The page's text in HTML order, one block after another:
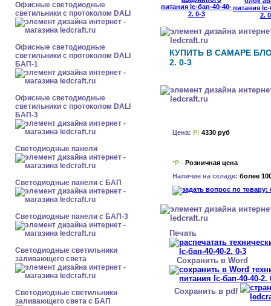
Офисные светодиодные
светильники с протоколом DALI
Офисные светодиодные
светильники с протоколом DALI
БАП-1
Офисные светодиодные
светильники с протоколом DALI
БАП-3
Cветодиодные панели
Cветодиодные панели с БАП
Cветодиодные панели с БАП-3
Светодиодные светильники
заливающего света
Светодиодные светильники
заливающего света с БАП
КУПИТЬ В САМАРЕ
2. 0-3
Цена: Р: 4330 руб
*Р - Розничная цена
Наличие на складе: более
Печать
Сохранить в Word
Сохранить в pdf